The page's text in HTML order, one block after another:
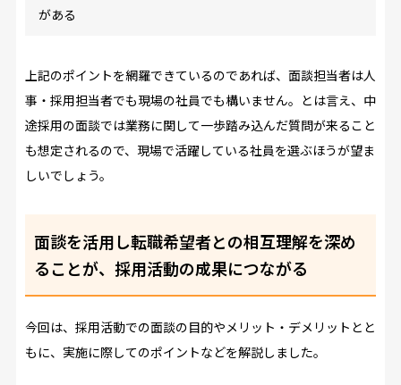
がある
上記のポイントを網羅できているのであれば、面談担当者は人
事・採用担当者でも現場の社員でも構いません。とは言え、中
途採用の面談では業務に関して一歩踏み込んだ質問が来ること
も想定されるので、現場で活躍している社員を選ぶほうが望ま
しいでしょう。
面談を活用し転職希望者との相互理解を深め
ることが、採用活動の成果につながる
今回は、採用活動での面談の目的やメリット・デメリットとと
もに、実施に際してのポイントなどを解説しました。